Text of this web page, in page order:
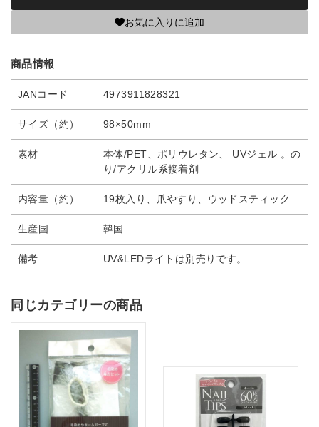
お気に入りに追加
商品情報
JANコード 4973911828321
サイズ（約） 98×50mm
素材
本体/PET、ポリウレタン、 UVジェル 。の
り/アクリル系接着剤
内容量（約） 19枚入り、爪やすり、ウッドスティック
生産国 韓国
備考 UV&LEDライトは別売りです。
同じカテゴリーの商品